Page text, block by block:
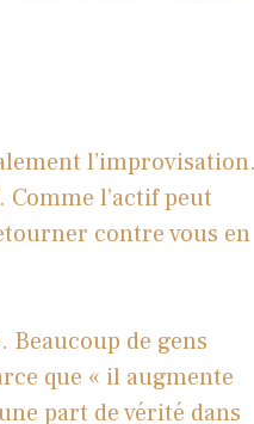
l’improvisation.
Comme l’actif peut
contre vous en
de gens
que « il augmente
part de vérité dans